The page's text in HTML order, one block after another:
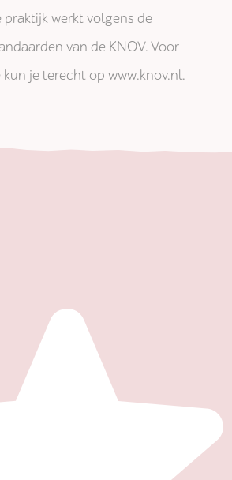
werkt volgens de
van de KNOV. Voor
je terecht op www.knov.nl.